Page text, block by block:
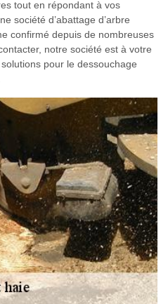
tout en répondant à vos
société d’abattage d’arbre
confirmé depuis de nombreuses
notre société est à votre
pour le dessouchage